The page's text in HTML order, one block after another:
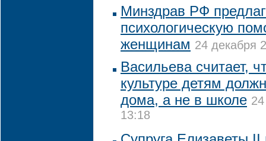
Минздрав РФ
психологическую
женщинам 24 декабря
Васильева считает,
культуре детям
дома, а не в школе
13:18